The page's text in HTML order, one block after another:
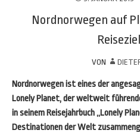
Nordnorwegen auf
VON
Nordnorwegen ist eines der
Lonely Planet, der weltweit
in seinem Reisejahrbuch „Lonely
Destinationen der Welt